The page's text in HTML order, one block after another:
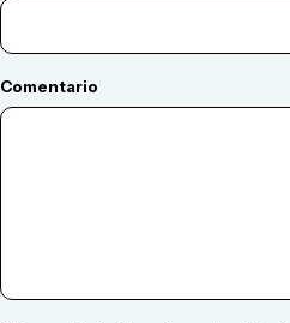
Comentario